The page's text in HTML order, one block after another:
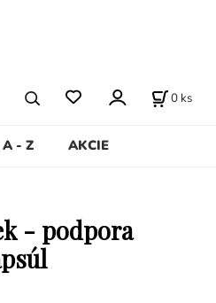
A - Z AKCIE
0 ks
- podpora